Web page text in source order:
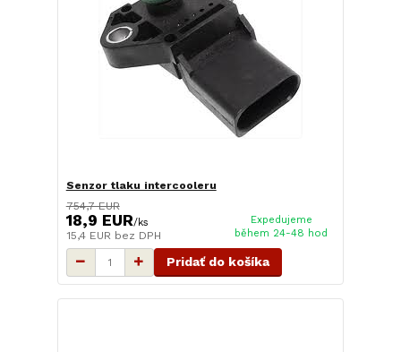
Senzor tlaku intercooleru
754,7 EUR
18,9 EUR/ks
15,4 EUR bez DPH
Expedujeme
během 24-48 hod
Pridať do košíka